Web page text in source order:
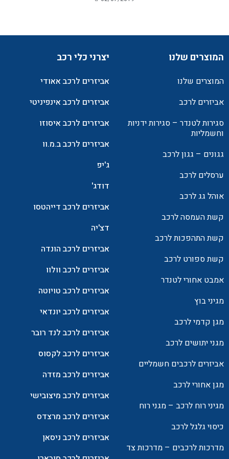
המוצרים שלנו
המוצרים שלנו
אביזרים לרכב
סגירות לטנדר – סגירות ידניות
וחשמליות
גגונים – גגון לרכב
ערסלים לרכב
אוהל גג לרכב
קשת העמסה לרכב
קשת התהפכות לרכב
קשת ספורט לרכב
אמבט אחורי לטנדר
מגיני בוץ
מגן קדמי לרכב
מגני יתושים לרכב
אביזרים לרכבים חשמליים
מגן אחורי לרכב
מגיני רוח לרכב – מגני רוח
כיסוי גלגל לרכב
מדרכות לרכבים – מדרכות צד
יצרני כלי רכב
אביזרים לרכב אאודי
אביזרים לרכב אינפיניטי
אביזרים לרכב איסוזו
אביזרים לרכב ב.מ.וו
ג'יפ
דודג'
אביזרים לרכב דייהטסו
דצ'יה
אביזרים לרכב הונדה
אביזרים לרכב וולוו
אביזרים לרכב טויוטה
אביזרים לרכב יונדאי
אביזרים לרכב לנד רובר
אביזרים לרכב לקסוס
אביזרים לרכב מזדה
אביזרים לרכב מיצובישי
אביזרים לרכב מרצדס
אביזרים לרכב ניסאן